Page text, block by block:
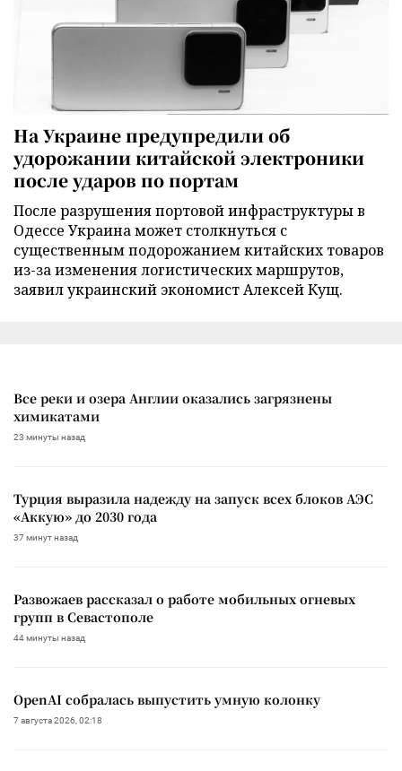
На Украине предупредили об
удорожании китайской электроники
после ударов по портам
После разрушения портовой инфраструктуры в
Одессе Украина может столкнуться с
существенным подорожанием китайских товаров
из-за изменения логистических маршрутов,
заявил украинский экономист Алексей Кущ.
Все реки и озера Англии оказались загрязнены
химикатами
23 минуты назад
Турция выразила надежду на запуск всех блоков АЭС
«Аккую» до 2030 года
37 минут назад
Развожаев рассказал о работе мобильных огневых
групп в Севастополе
44 минуты назад
OpenAI собралась выпустить умную колонку
7 августа 2026, 02:18